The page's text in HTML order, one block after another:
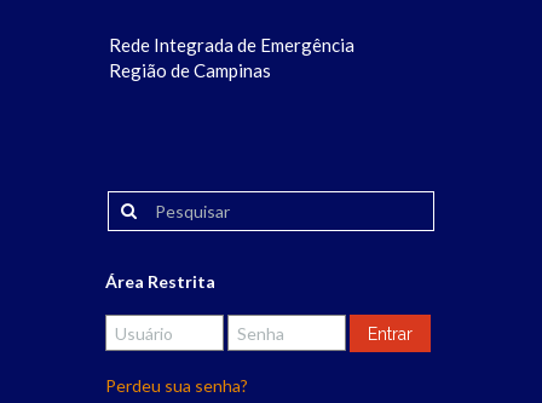
Rede Integrada de Emergência
Região de Campinas
Área Restrita
Perdeu sua senha?